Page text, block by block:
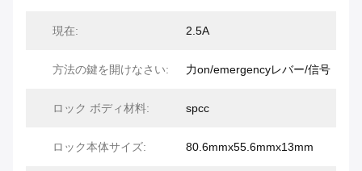
現在: 2.5A
方法の鍵を開けなさい: 力on/emergencyレバー/信号
ロック ボディ材料: spcc
ロック本体サイズ: 80.6mmx55.6mmx13mm